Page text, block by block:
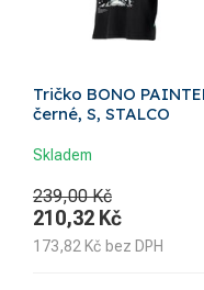
Tričko BONO
černé, S, STALCO
Skladem
239,00 Kč
210,32 Kč
173,82 Kč bez DPH